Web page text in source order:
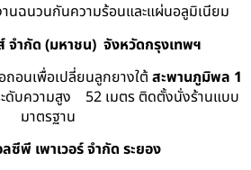
นฉนวนกันความร้อนและแผ่นอลูมิเนียม
จำกัด (มหาชน) จังหวัดกรุงเทพฯ
อนเพื่อเปลี่ยนลูกยางใต้ สะพานภูมิพล 1
ะดับความสูง 52 เมตร ติดตั้งนั่งร้านแบบ
มาตรฐาน
ซีพี เพาเวอร์ จำกัด ระยอง